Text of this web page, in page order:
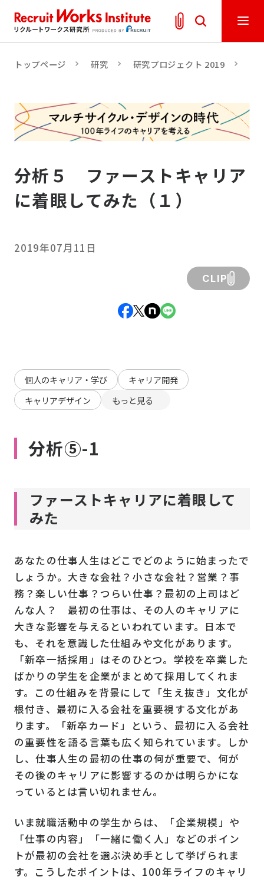
トップページ 研究 研究プロジェクト 2019
分析５ ファーストキャリア
に着眼してみた（１）
2019年07月11日
CLIP
個人のキャリア・学び
キャリア開発
キャリアデザイン
もっと見る
分析⑤-1
ファーストキャリアに着眼して
みた
あなたの仕事人生はどこでどのように始まったで
しょうか。大きな会社？小さな会社？営業？事
務？楽しい仕事？つらい仕事？最初の上司はど
んな人？ 最初の仕事は、その人のキャリアに
大きな影響を与えるといわれています。日本で
も、それを意識した仕組みや文化があります。
「新卒一括採用」はそのひとつ。学校を卒業した
ばかりの学生を企業がまとめて採用してくれま
す。この仕組みを背景にして「生え抜き」文化が
根付き、最初に入る会社を重要視する文化があ
ります。「新卒カード」という、最初に入る会社
の重要性を語る言葉も広く知られています。しか
し、仕事人生の最初の仕事の何が重要で、何が
その後のキャリアに影響するのかは明らかにな
っているとは言い切れません。
いま就職活動中の学生からは、「企業規模」や
「仕事の内容」「一緒に働く人」などのポイン
トが最初の会社を選ぶ決め手として挙げられま
す。こうしたポイントは、100年ライフのキャリ